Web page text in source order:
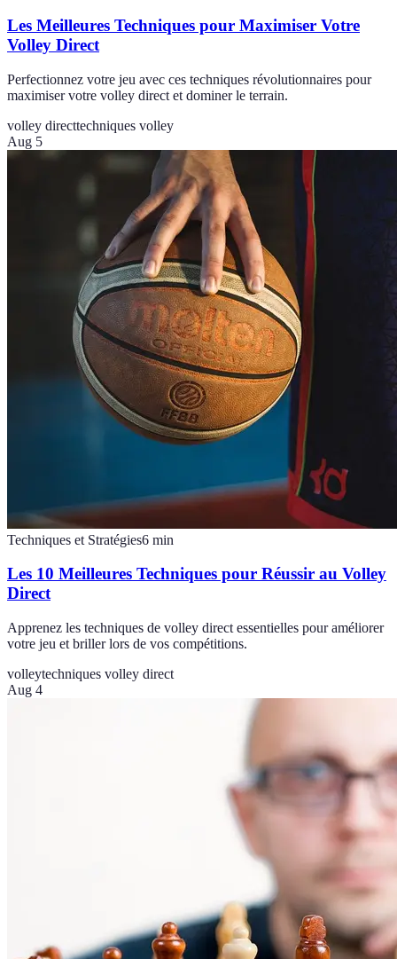
Les Meilleures Techniques pour Maximiser Votre
Volley Direct
Perfectionnez votre jeu avec ces techniques révolutionnaires pour
maximiser votre volley direct et dominer le terrain.
volley directtechniques volley
Aug 5
Techniques et Stratégies6 min
Les 10 Meilleures Techniques pour Réussir au Volley
Direct
Apprenez les techniques de volley direct essentielles pour améliorer
votre jeu et briller lors de vos compétitions.
volleytechniques volley direct
Aug 4